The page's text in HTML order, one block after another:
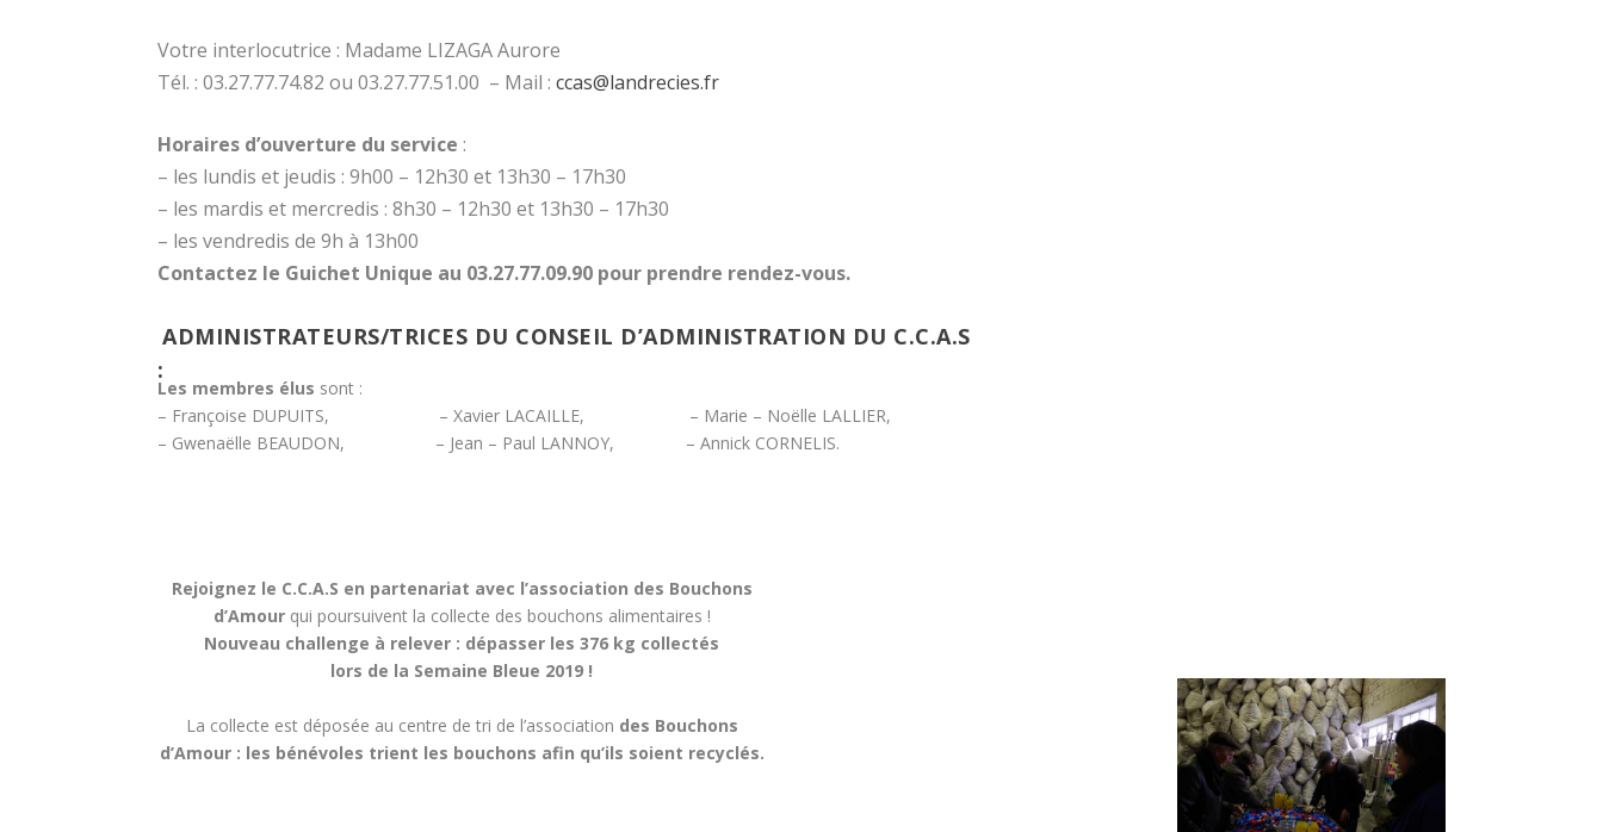
Votre interlocutrice : Madame LIZAGA Aurore
Tél. : 03.27.77.74.82 ou 03.27.77.51.00 – Mail : ccas@landrecies.fr
Horaires d’ouverture du service :
– les lundis et jeudis : 9h00 – 12h30 et 13h30 – 17h30
– les mardis et mercredis : 8h30 – 12h30 et 13h30 – 17h30
– les vendredis de 9h à 13h00
Contactez le Guichet Unique au 03.27.77.09.90 pour prendre rendez-vous.
ADMINISTRATEURS/TRICES DU CONSEIL D’ADMINISTRATION DU C.C.A.S
:
Les membres élus sont :
– Françoise DUPUITS, – Xavier LACAILLE, – Marie – Noëlle LALLIER,
– Gwenaëlle BEAUDON, – Jean – Paul LANNOY, – Annick CORNELIS.
Rejoignez le C.C.A.S en partenariat avec l’association des Bouchons
d’Amour qui poursuivent la collecte des bouchons alimentaires !
Nouveau challenge à relever : dépasser les 376 kg collectés
lors de la Semaine Bleue 2019 !
La collecte est déposée au centre de tri de l’association des Bouchons
d’Amour : les bénévoles trient les bouchons afin qu’ils soient recyclés.